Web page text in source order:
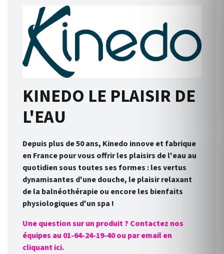
KINEDO LE PLAISIR DE
L'EAU
Depuis plus de 50 ans, Kinedo innove et fabrique
en France pour vous offrir les plaisirs de l'eau au
quotidien sous toutes ses formes : les vertus
dynamisantes d'une douche, le plaisir relaxant
de la balnéothérapie ou encore les bienfaits
physiologiques d'un spa !
Une question sur un produit ? Contactez nos
équipes au 01-64-24-19-40 ou par email en
cliquant ici.